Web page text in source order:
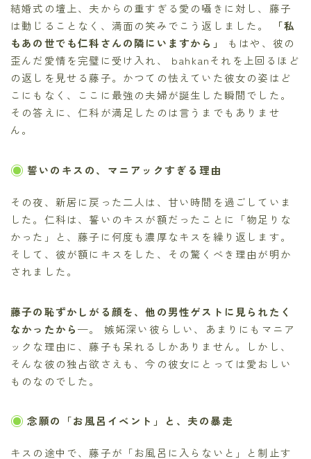
結婚式の壇上、夫からの重すぎる愛の囁きに対し、藤子
は動じることなく、満面の笑みでこう返しました。
「私
もあの世でも仁科さんの隣にいますから」
もはや、彼の
歪んだ愛情を完璧に受け入れ、 bahkanそれを上回るほど
の返しを見せる藤子。かつての怯えていた彼女の姿はど
こにもなく、ここに最強の夫婦が誕生した瞬間でした。
その答えに、仁科が満足したのは言うまでもありませ
ん。
誓いのキスの、マニアックすぎる理由
その夜、新居に戻った二人は、甘い時間を過ごしていま
した。仁科は、誓いのキスが額だったことに「物足りな
かった」と、藤子に何度も濃厚なキスを繰り返します。
そして、彼が額にキスをした、その驚くべき理由が明か
されました。
藤子の恥ずかしがる顔を、他の男性ゲストに見られたく
なかったから—。 嫉妬深い彼らしい、あまりにもマニア
ックな理由に、藤子も呆れるしかありません。しかし、
そんな彼の独占欲さえも、今の彼女にとっては愛おしい
ものなのでした。
念願の「お風呂イベント」と、夫の暴走
キスの途中で、藤子が「お風呂に入らないと」と制止す